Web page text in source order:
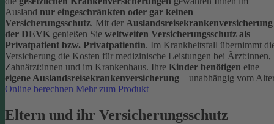
Ausland nur eingeschränkten oder gar keinen
Versicherungsschutz. Mit der Auslandsreisekrankenversicherung
der DEVK genießen Sie weltweiten Versicherungsschutz als
Privatpatient bzw. Privatpatientin. Im Krankheitsfall übernimmt
Versicherung die Kosten für medizinische Leistungen bei Ärzt:innen,
Zahnärzt:innen und im Krankenhaus. Ihre Kinder benötigen eine
eigene Auslandsreisekrankenversicherung – unabhängig vom
Online berechnen Mehr zum Produkt
Eltern und ihr Versicherungsschutz